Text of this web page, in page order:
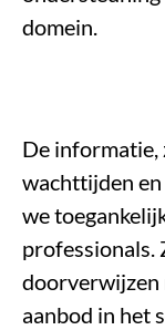
domein.
De informatie,
wachttijden en
we
professionals.
doorverwijzen
aanbod in het